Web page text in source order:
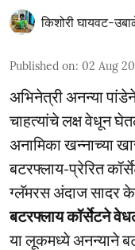
किशोरी घायवट-
Published on: 02 Aug
अभिनेत्री अनन्या
चाहत्यांचे लक्ष वेधून
अनामिका खन्नाच्या
बटरफ्लाय-प्रेरित
ग्लॅमरस अंदाज सादर
बटरफ्लाय कॉर्सेटने
या लूकमध्ये अनन्याने